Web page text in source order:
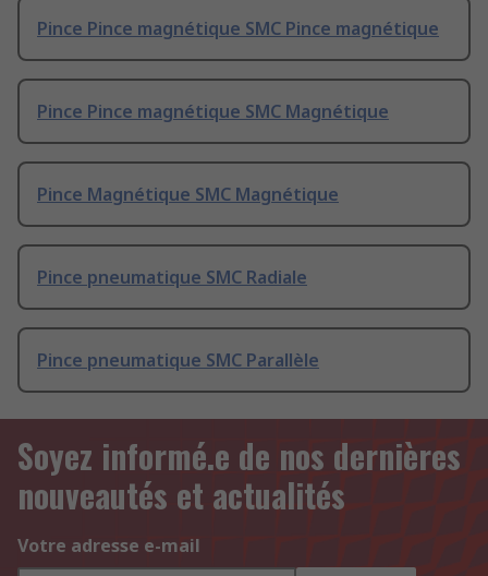
Pince Pince magnétique SMC Pince magnétique
Pince Pince magnétique SMC Magnétique
Pince Magnétique SMC Magnétique
Pince pneumatique SMC Radiale
Pince pneumatique SMC Parallèle
Soyez informé.e de nos dernières
nouveautés et actualités
Votre adresse e-mail